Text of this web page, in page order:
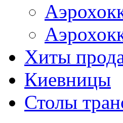
Хиты
Киевницы
Столы